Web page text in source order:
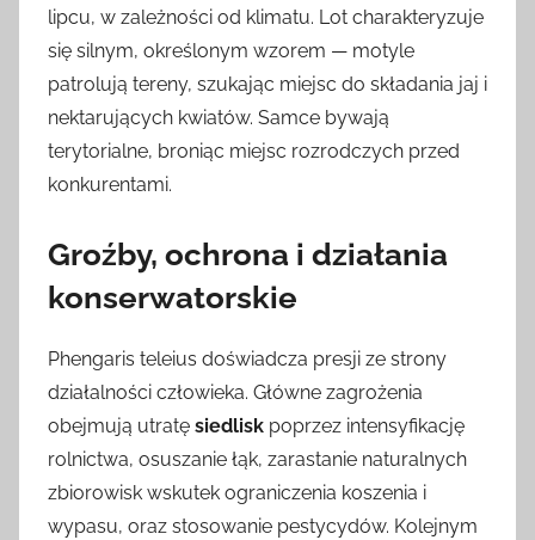
lipcu, w zależności od klimatu. Lot charakteryzuje
się silnym, określonym wzorem — motyle
patrolują tereny, szukając miejsc do składania jaj i
nektarujących kwiatów. Samce bywają
terytorialne, broniąc miejsc rozrodczych przed
konkurentami.
Groźby, ochrona i działania
konserwatorskie
Phengaris teleius doświadcza presji ze strony
działalności człowieka. Główne zagrożenia
obejmują utratę siedlisk poprzez intensyfikację
rolnictwa, osuszanie łąk, zarastanie naturalnych
zbiorowisk wskutek ograniczenia koszenia i
wypasu, oraz stosowanie pestycydów. Kolejnym